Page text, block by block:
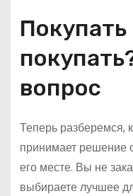
Покупать
вопрос
Теперь разберемся,
принимает решение
его месте. Вы не
выбираете лучшее